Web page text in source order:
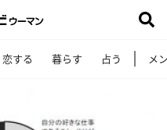
恋する 暮らす 占う メ